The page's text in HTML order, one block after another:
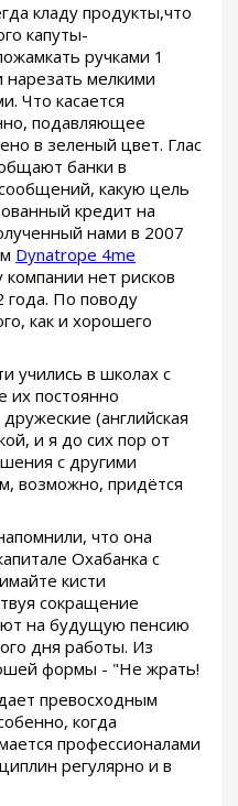
кладу продукты,что
капуты-
ручками 1
нарезать мелкими
Что касается
подавляющее
в зеленый цвет. Глас
банки в
какую цель
кредит на
нами в 2007
Dynatrope 4me
компании нет рисков
года. По поводу
как и хорошего
учились в школах с
их постоянно
(английская
и я до сих пор от
с другими
возможно, придётся
что она
Охабанка с
кисти
сокращение
на будущую пенсию
дня работы. Из
формы - "Не жрать!
превосходным
когда
профессионалами
регулярно и в